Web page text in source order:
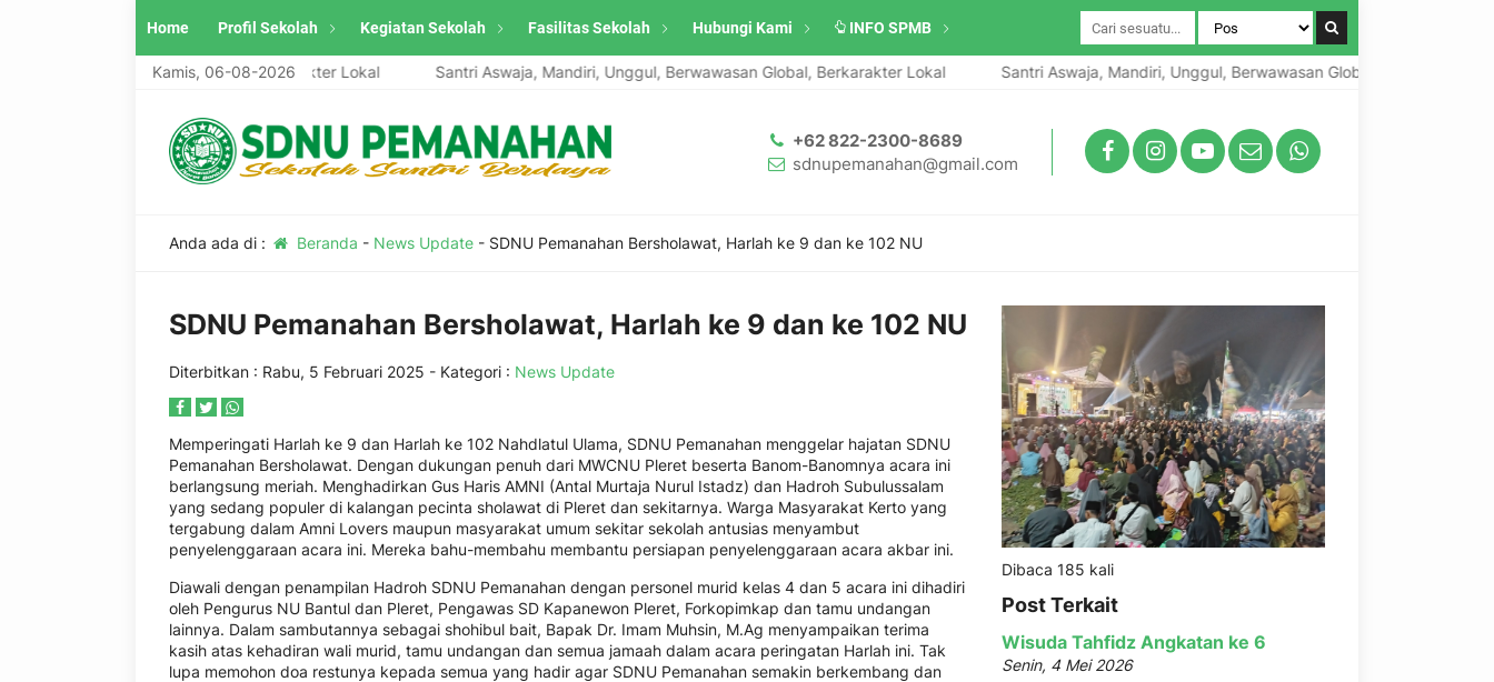
Home Profil Sekolah Kegiatan Sekolah Fasilitas Sekolah Hubungi Kami INFO SPMB
Kamis, 06-08-2026
Berwawasan Global, Berkarakter Lokal Santri Aswaja, Mandiri, Unggul, Berwawasan Global, Berkarakter Lokal Santri Aswaja, Mandiri, Unggul, Berwawasan Global, Berkarakter Lokal
+62 822-2300-8689
sdnupemanahan@gmail.com
Anda ada di : Beranda - News Update- SDNU Pemanahan Bersholawat, Harlah ke 9 dan ke 102 NU
SDNU Pemanahan Bersholawat, Harlah ke 9 dan ke 102 NU
Diterbitkan : Rabu, 5 Februari 2025 - Kategori : News Update
Memperingati Harlah ke 9 dan Harlah ke 102 Nahdlatul Ulama, SDNU Pemanahan menggelar hajatan SDNU
Pemanahan Bersholawat. Dengan dukungan penuh dari MWCNU Pleret beserta Banom-Banomnya acara ini
berlangsung meriah. Menghadirkan Gus Haris AMNI (Antal Murtaja Nurul Istadz) dan Hadroh Subulussalam
yang sedang populer di kalangan pecinta sholawat di Pleret dan sekitarnya. Warga Masyarakat Kerto yang
tergabung dalam Amni Lovers maupun masyarakat umum sekitar sekolah antusias menyambut
penyelenggaraan acara ini. Mereka bahu-membahu membantu persiapan penyelenggaraan acara akbar ini.
Diawali dengan penampilan Hadroh SDNU Pemanahan dengan personel murid kelas 4 dan 5 acara ini dihadiri
oleh Pengurus NU Bantul dan Pleret, Pengawas SD Kapanewon Pleret, Forkopimkap dan tamu undangan
lainnya. Dalam sambutannya sebagai shohibul bait, Bapak Dr. Imam Muhsin, M.Ag menyampaikan terima
kasih atas kehadiran wali murid, tamu undangan dan semua jamaah dalam acara peringatan Harlah ini. Tak
lupa memohon doa restunya kepada semua yang hadir agar SDNU Pemanahan semakin berkembang dan
Dibaca 185 kali
Post Terkait
Wisuda Tahfidz Angkatan ke 6
Senin, 4 Mei 2026